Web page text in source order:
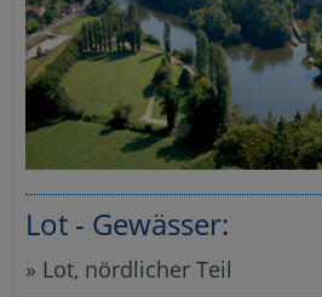
Lot - Gewässer:
» Lot, nördlicher Teil